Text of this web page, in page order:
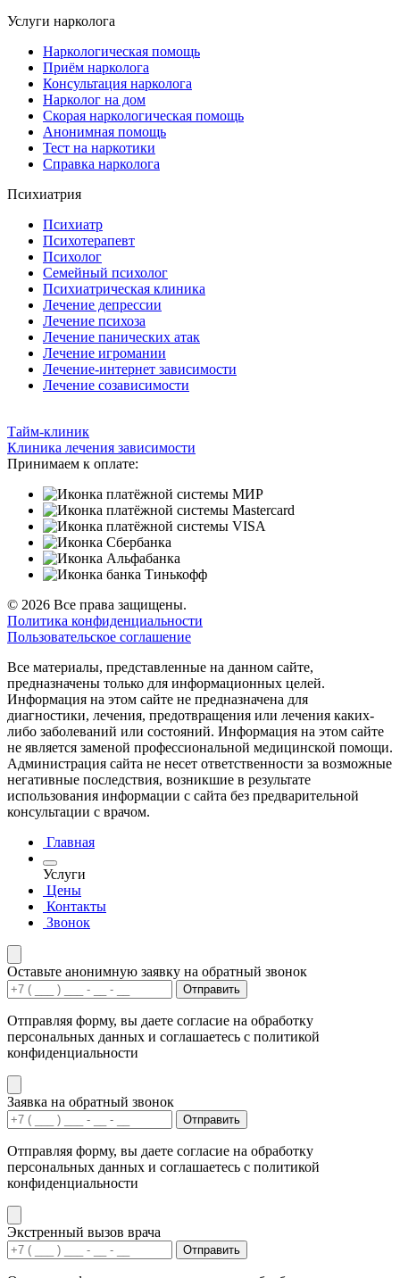
Услуги нарколога
Наркологическая помощь
Приём нарколога
Консультация нарколога
Нарколог на дом
Скорая наркологическая помощь
Анонимная помощь
Тест на наркотики
Справка нарколога
Психиатрия
Психиатр
Психотерапевт
Психолог
Семейный психолог
Психиатрическая клиника
Лечение депрессии
Лечение психоза
Лечение панических атак
Лечение игромании
Лечение-интернет зависимости
Лечение созависимости
Тайм-клиник
Клиника лечения зависимости
Принимаем к оплате:
© 2026 Все права защищены.
Политика конфиденциальности
Пользовательское соглашение
Все материалы, представленные на данном сайте,
предназначены только для информационных целей.
Информация на этом сайте не предназначена для
диагностики, лечения, предотвращения или лечения каких-
либо заболеваний или состояний. Информация на этом сайте
не является заменой профессиональной медицинской помощи.
Администрация сайта не несет ответственности за возможные
негативные последствия, возникшие в результате
использования информации с сайта без предварительной
консультации с врачом.
Главная
Услуги
Цены
Контакты
Звонок
Оставьте анонимную заявку на обратный звонок
Отправить
Отправляя форму, вы даете согласие на обработку
персональных данных и соглашаетесь с политикой
конфиденциальности
Заявка на обратный звонок
Отправить
Отправляя форму, вы даете согласие на обработку
персональных данных и соглашаетесь с политикой
конфиденциальности
Экстренный вызов врача
Отправить